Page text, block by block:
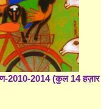
2010-2014 (कुल 14 हज़ार